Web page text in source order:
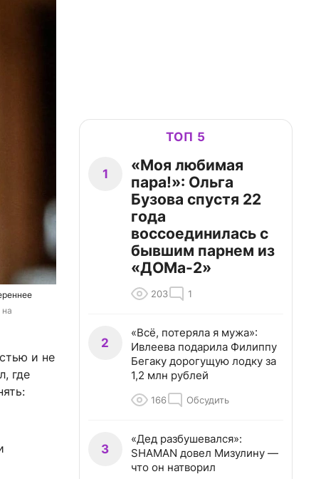
и не
где
ТОП 5
1
«Моя любимая
пара!»: Ольга
Бузова спустя 22
года
воссоединилась с
бывшим парнем из
«ДОМа-2»
203 1
2
«Всё, потеряла я мужа»:
Ивлеева подарила Филиппу
Бегаку дорогущую лодку за
1,2 млн рублей
166 Обсудить
3
«Дед разбушевался»:
SHAMAN довел Мизулину —
что он натворил